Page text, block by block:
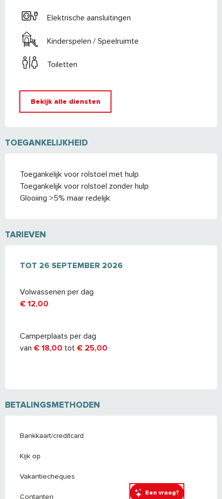
Een vraag?
Elektrische aansluitingen
Kinderspelen / Speelruimte
Toiletten
Bekijk alle diensten
TOEGANKELIJKHEID
Toegankelijk voor rolstoel met hulp
Toegankelijk voor rolstoel zonder hulp
Glooiing >5% maar redelijk
TARIEVEN
VAN1 APRIL 2026TOT26 SEPTEMBER 2026
TOT 26 SEPTEMBER 2026
Volwassenen per dag
€ 12,00
Camperplaats per dag
van € 18,00 tot € 25,00
BETALINGSMETHODEN
Bankkaart/creditcard
Kijk op
Vakantiecheques
Contanten